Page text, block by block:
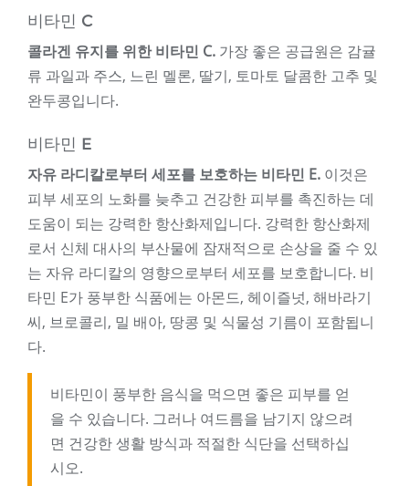
비타민 C
콜라겐 유지를 위한 비타민 C. 가장 좋은 공급원은 감귤
류 과일과 주스, 느린 멜론, 딸기, 토마토 달콤한 고추 및
완두콩입니다.
비타민 E
자유 라디칼로부터 세포를 보호하는 비타민 E. 이것은
피부 세포의 노화를 늦추고 건강한 피부를 촉진하는 데
도움이 되는 강력한 항산화제입니다. 강력한 항산화제
로서 신체 대사의 부산물에 잠재적으로 손상을 줄 수 있
는 자유 라디칼의 영향으로부터 세포를 보호합니다. 비
타민 E가 풍부한 식품에는 아몬드, 헤이즐넛, 해바라기
씨, 브로콜리, 밀 배아, 땅콩 및 식물성 기름이 포함됩니
다.
비타민이 풍부한 음식을 먹으면 좋은 피부를 얻
을 수 있습니다. 그러나 여드름을 남기지 않으려
면 건강한 생활 방식과 적절한 식단을 선택하십
시오.